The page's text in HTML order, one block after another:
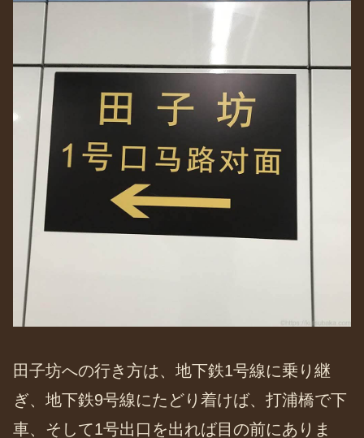
田子坊への行き方は、地下鉄1号線に乗り継
ぎ、地下鉄9号線にたどり着けば、打浦橋で下
車、そして1号出口を出れば目の前にありま